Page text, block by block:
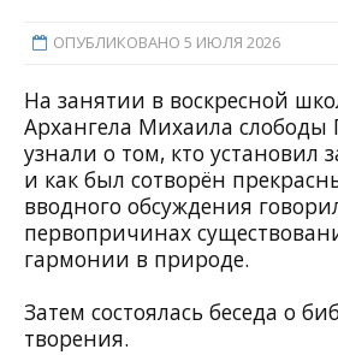
ОПУБЛИКОВАНО 5 ИЮЛЯ 2026
На занятии в воскресной
Архангела Михаила слободы
узнали о том, кто установил
и как был сотворён
вводного обсуждения
первопричинах
гармонии в природе.
Затем состоялась беседа о
творения.